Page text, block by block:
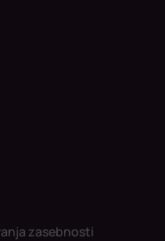
zasebnosti